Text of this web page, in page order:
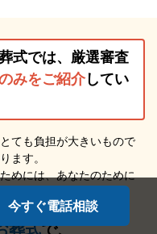
式では、厳選審査
みをご紹介してい
ても負担が大きいもので
ます。
めには、あなたのために
ポートが欠かせません。
葬式で、
今すぐ電話相談